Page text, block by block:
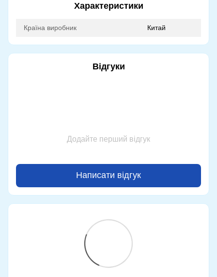
Характеристики
Країна виробник Китай
Відгуки
Додайте перший відгук
Написати відгук